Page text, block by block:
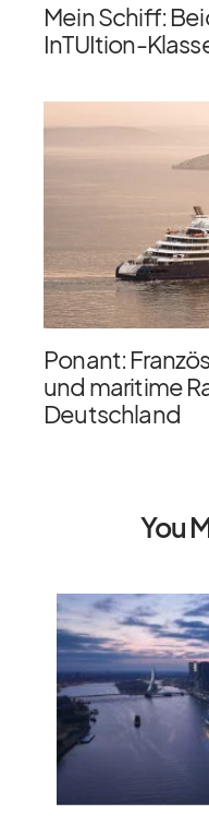
Mein Schiff:
InTUItion-
Ponant:
und maritime
Deutschland
You